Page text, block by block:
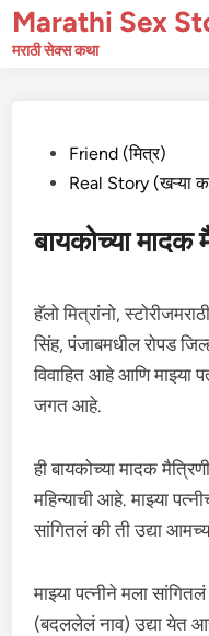
Skip
toMarathi Sex
मराठी सेक्स कथा
PostedFriend (मित्र)
Real Story (खऱ्या
बायकोच्या मादक
हॅलो मित्रांनो,
सिंह, पंजाबमधील रोपड
विवाहित आहे आणि माझ्या
जगत आहे.
ही बायकोच्या मादक
महिन्याची आहे. माझ्या
सांगितलं की ती उद्या
माझ्या पत्नीने मला
(बदललेलं नाव) उद्या येत